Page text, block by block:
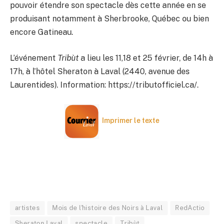
pouvoir étendre son spectacle dès cette année en se
produisant notamment à Sherbrooke, Québec ou bien
encore Gatineau.
L’événement Tribùt a lieu les 11,18 et 25 février, de 14h à
17h, à l’hôtel Sheraton à Laval (2440, avenue des
Laurentides). Information: https://tributofficiel.ca/.
Imprimer le texte
artistes Mois de l'histoire des Noirs à Laval RedActio